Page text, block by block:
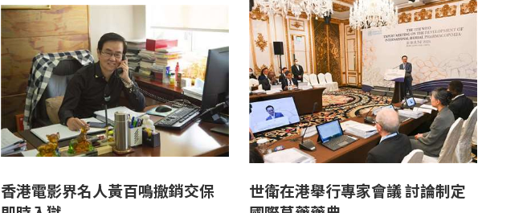
香港電影界名人黃百鳴撤銷交保
世衛在港舉行專家會議 討論制定